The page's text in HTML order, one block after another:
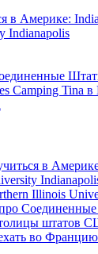
в Америке:
Indianapolis
Camping Tina в
в
Illinois
про
штатов
во Францию